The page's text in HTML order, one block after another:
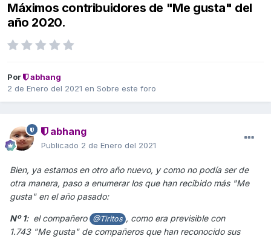
Máximos contribuidores de "Me gusta" del
año 2020.
Por
abhang
2 de Enero del 2021 en Sobre este foro
abhang
Publicado 2 de Enero del 2021
Bien, ya estamos en otro año nuevo, y como no podía ser de
otra manera, paso a enumerar los que han recibido más "Me
gusta" en el año pasado:
Nº 1: el compañero @Tiritos , como era previsible con
1.743 "Me gusta" de compañeros que han reconocido sus